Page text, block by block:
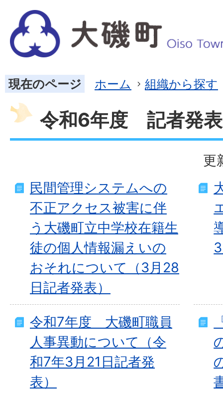
現在のページ ホーム 組織から探す
令和6年度 記者発表
更
民間管理システムへの
不正アクセス被害に伴
う大磯町立中学校在籍生
徒の個人情報漏えいの
おそれについて（3月28
日記者発表）
令和7年度 大磯町職員
人事異動について（令
和7年3月21日記者発
表）